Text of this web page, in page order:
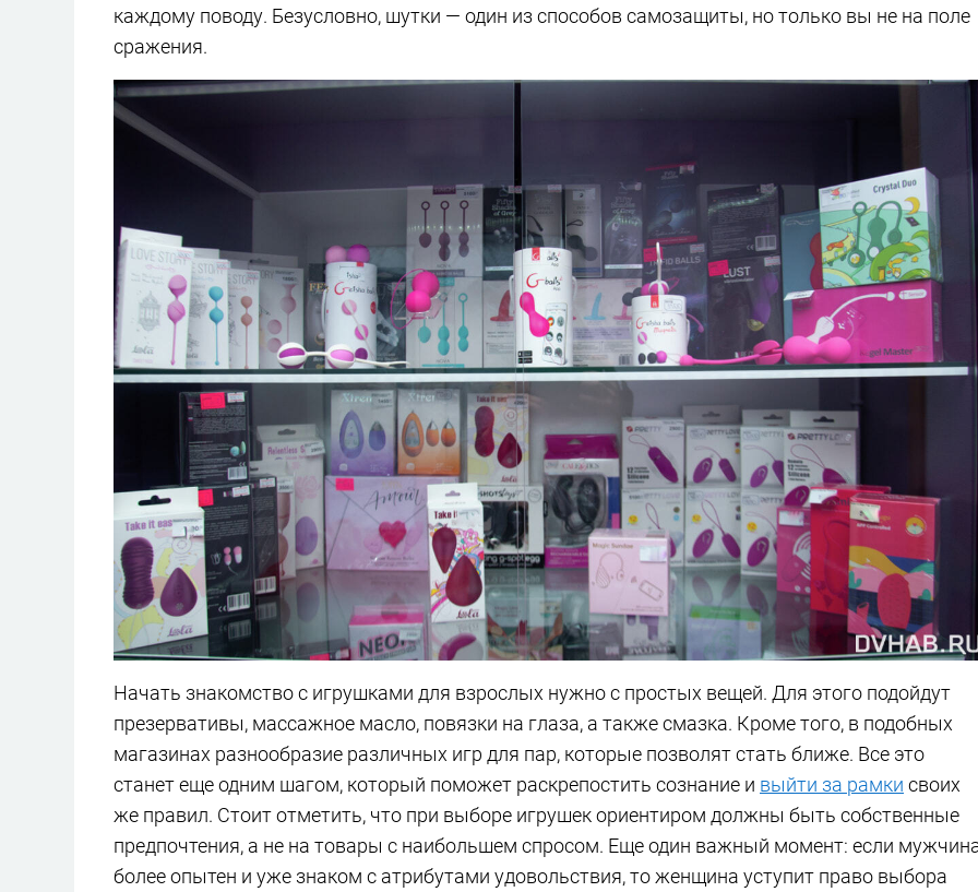
каждому поводу. Безусловно, шутки — один из способов самозащиты, но только вы не на поле
сражения.
Начать знакомство с игрушками для взрослых нужно с простых вещей. Для этого подойдут
презервативы, массажное масло, повязки на глаза, а также смазка. Кроме того, в подобных
магазинах разнообразие различных игр для пар, которые позволят стать ближе. Все это
станет еще одним шагом, который поможет раскрепостить сознание и выйти за рамки своих
же правил. Стоит отметить, что при выборе игрушек ориентиром должны быть собственные
предпочтения, а не на товары с наибольшем спросом. Еще один важный момент: если
более опытен и уже знаком с атрибутами удовольствия, то женщина уступит право выбора